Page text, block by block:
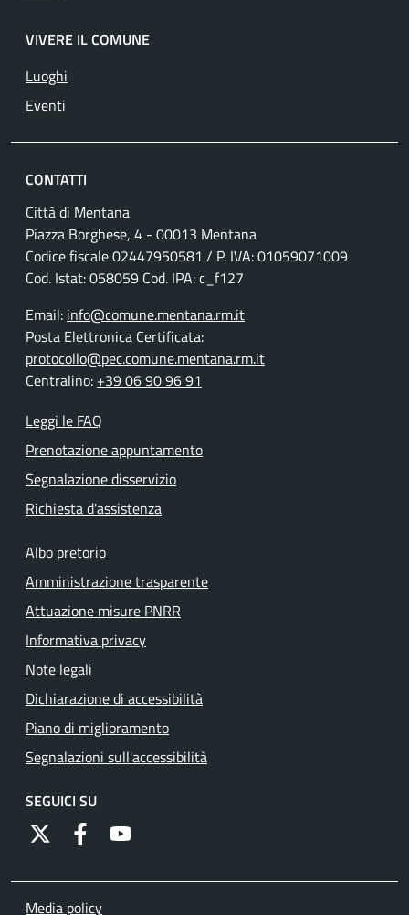
VIVERE IL COMUNE
Luoghi
Eventi
CONTATTI
Città di Mentana
Piazza Borghese, 4 - 00013 Mentana
Codice fiscale02447950581 / P. IVA:01059071009
Cod. Istat: 058059 Cod. IPA: c_f127
Email: info@comune.mentana.rm.it
Posta Elettronica Certificata:
protocollo@pec.comune.mentana.rm.it
Centralino: +39 06 90 96 91
Leggi le FAQ
Prenotazione appuntamento
Segnalazione disservizio
Richiesta d'assistenza
Albo pretorio
Amministrazione trasparente
Attuazione misure PNRR
Informativa privacy
Note legali
Dichiarazione di accessibilità
Piano di miglioramento
Segnalazioni sull'accessibilità
SEGUICI SU
https://twitter.com/comunementana
https://www.facebook.com/Comune-di-
http://www.youtube.com/channel/
Media policy